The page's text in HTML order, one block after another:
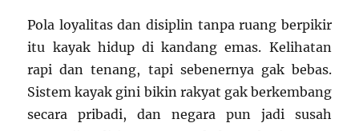
Pola loyalitas dan disiplin tanpa ruang berpikir
itu kayak hidup di kandang emas. Kelihatan
rapi dan tenang, tapi sebenernya gak bebas.
Sistem kayak gini bikin rakyat gak berkembang
secara pribadi, dan negara pun jadi susah